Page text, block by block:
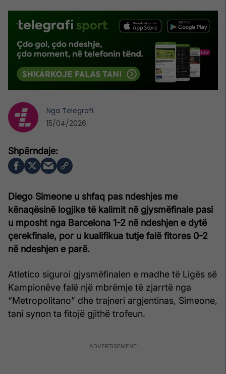
Diego Simeone u shfaq pas ndeshjes me
kënaqësinë logjike të kalimit në gjysmëfinale pasi
u mposht nga Barcelona 1-2 në ndeshjen e dytë
çerekfinale, por u kualifikua tutje falë fitores 0-2
në ndeshjen e parë.
Atletico siguroi gjysmëfinalen e madhe të Ligës së
Kampionëve falë një mbrëmje të zjarrtë nga
“Metropolitano” dhe trajneri argjentinas, Simeone,
tani synon ta fitojë gjithë trofeun.
Nga Telegrafi
15/04/2026